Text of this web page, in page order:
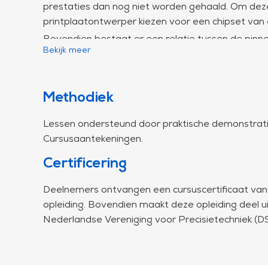
prestaties dan nog niet worden gehaald. Om
printplaatontwerper kiezen voor een chipset van
Bovendien bestaat er een relatie tussen de
financiële redenen is er een sterke voorkeur
Een alternatief is om een IC van een andere
Lessen
Signaalintegriteit: high-speed signaalpropagatie,
gebalanceerde lijnen, randcontrole,
Voedingsintegriteit:
van printplaten, PCB-productie en -
componenten, klassen voor voedingsruis;
IBIS-modellering: IBIS-modellen maken,
Bekijk meer
Methodiek
Lessen ondersteund door praktische
Cursusaantekeningen.
Certificering
Deelnemers ontvangen een cursuscertificaat
opleiding. Bovendien maakt deze opleiding deel
Nederlandse Vereniging voor Precisietechniek